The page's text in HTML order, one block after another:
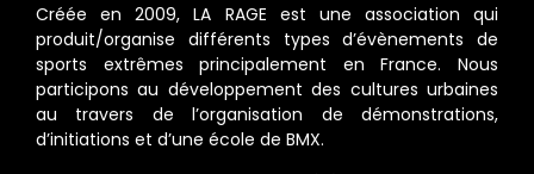
Créée en 2009, LA RAGE est une association qui
produit/organise différents types d’évènements de
sports extrêmes principalement en France. Nous
participons au développement des cultures urbaines
au travers de l’organisation de démonstrations,
d’initiations et d’une école de BMX.